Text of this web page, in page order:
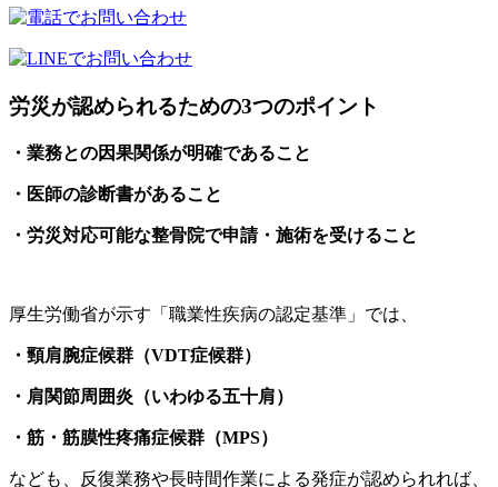
労災が認められるための3つのポイント
・業務との因果関係が明確であること
・医師の診断書があること
・労災対応可能な整骨院で申請・施術を受けること
厚生労働省が示す「職業性疾病の認定基準」では、
・頸肩腕症候群（VDT症候群）
・肩関節周囲炎（いわゆる五十肩）
・筋・筋膜性疼痛症候群（MPS）
なども、反復業務や長時間作業による発症が認められれば、